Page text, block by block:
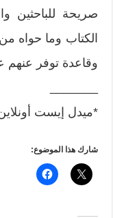
صريحة للباحثين
الكتاب وما حواه
وقاعدة توفر عنهم
*ميدل إيست
شارك هذا الموضوع: